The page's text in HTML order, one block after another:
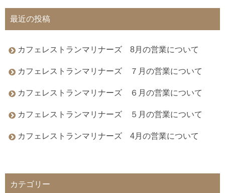
最近の投稿
カフェレストランマリナーズ 8月の営業について
カフェレストランマリナーズ ７月の営業について
カフェレストランマリナーズ ６月の営業について
カフェレストランマリナーズ ５月の営業について
カフェレストランマリナーズ 4月の営業について
カテゴリー